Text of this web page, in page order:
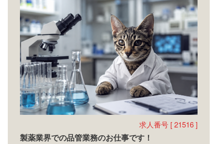
求人番号 [ 21516 ]
製薬業界での品管業務のお仕事です！